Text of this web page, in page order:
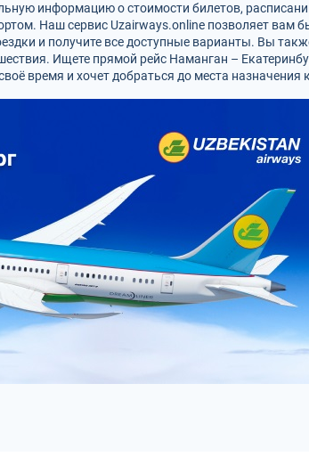
информацию о стоимости билетов,
Наш сервис Uzairways.online позволяет вам
и получите все доступные варианты. Вы
Ищете прямой рейс Наманган –
время и хочет добраться до места